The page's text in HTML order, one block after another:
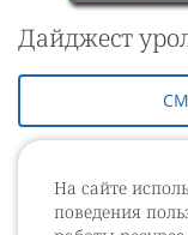
На сайте
поведения
Дайджест
Выпуски